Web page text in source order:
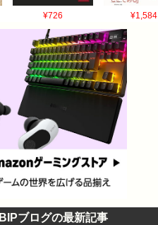
¥726 ¥1,584
BIPブログの最新記事